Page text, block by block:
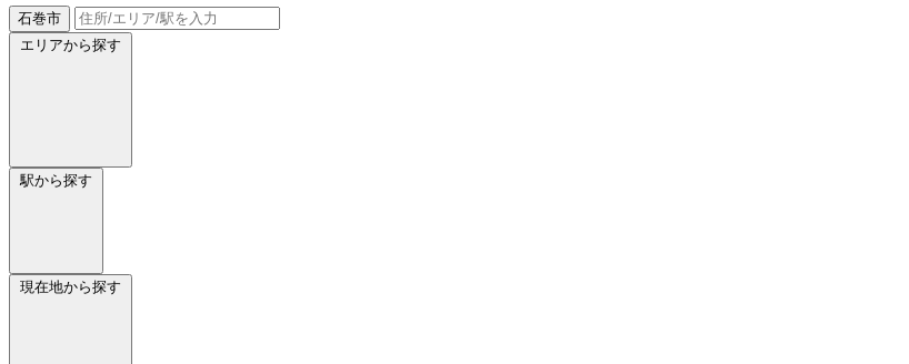
石巻市
エリアから探す
駅から探す
現在地から探す